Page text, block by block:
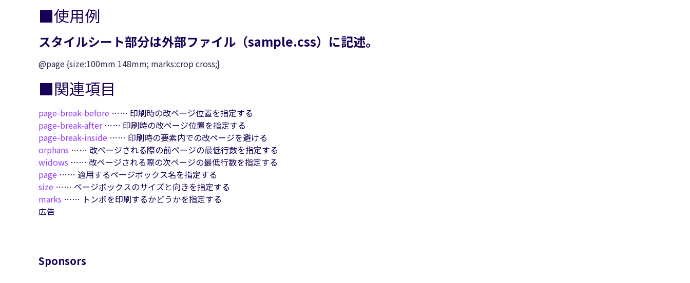
■使用例
スタイルシート部分は外部ファイル（sample.css）に記述。
@page {size:100mm 148mm; marks:crop cross;}
■関連項目
page-break-before …… 印刷時の改ページ位置を指定する
page-break-after…… 印刷時の改ページ位置を指定する
page-break-inside …… 印刷時の要素内での改ページを避ける
orphans …… 改ページされる際の前ページの最低行数を指定する
widows …… 改ページされる際の次ページの最低行数を指定する
page …… 適用するページボックス名を指定する
size …… ページボックスのサイズと向きを指定する
marks …… トンボを印刷するかどうかを指定する
広告
Sponsors